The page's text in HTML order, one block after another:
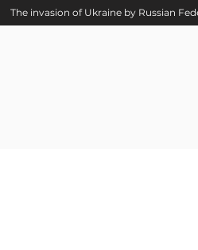
The invasion of Ukraine by Russian